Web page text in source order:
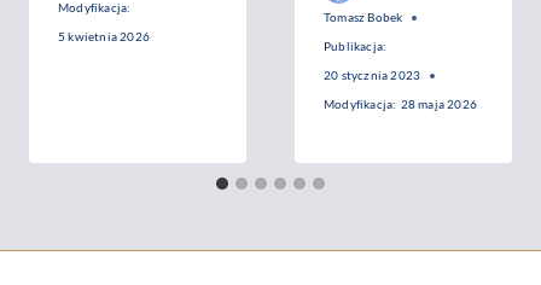
Modyfikacja:
5 kwietnia 2026
Tomasz Bobek
Publikacja:
20 stycznia 2023
Modyfikacja: 28 maja 2026